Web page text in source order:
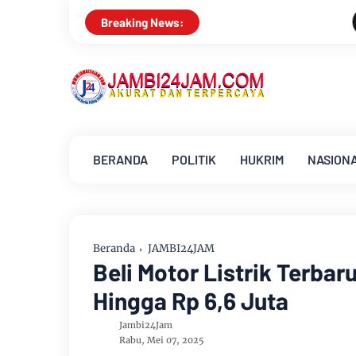
Breaking News: Keluarga Besar PWI
BERANDA POLITIK HUKRIM
Beranda JAMBI24JAM
Beli Motor Listrik
Hingga Rp 6,6 Juta
Jambi24Jam
Rabu, Mei 07, 2025